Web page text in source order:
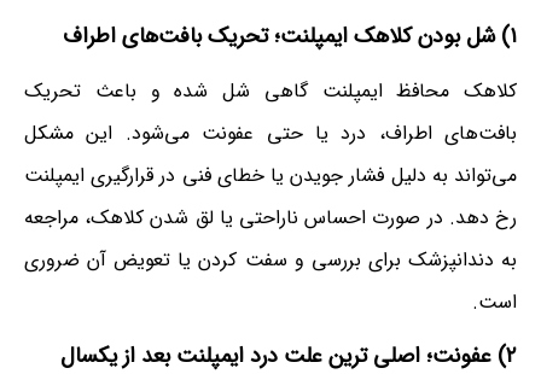
۱) شل بودن کلاهک ایمپلنت؛ تحریک بافت‌های اطراف
کلاهک محافظ ایمپلنت گاهی شل شده و باعث تحریک
بافت‌های اطراف، درد یا حتی عفونت می‌شود. این مشکل
می‌تواند به دلیل فشار جویدن یا خطای فنی در قرارگیری ایمپلنت
رخ دهد. در صورت احساس ناراحتی یا لق شدن کلاهک، مراجعه
به دندانپزشک برای بررسی و سفت کردن یا تعویض آن ضروری
است.
۲) عفونت؛ اصلی ترین علت درد ایمپلنت بعد از یکسال